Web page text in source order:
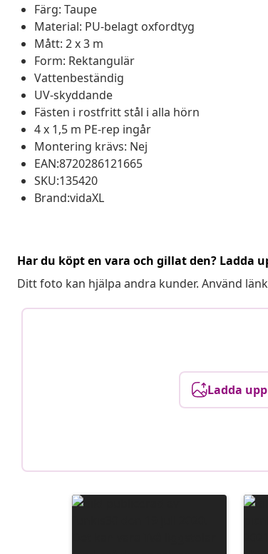
Färg: Taupe
Material: PU-belagt oxfordtyg
Mått: 2 x 3 m
Form: Rektangulär
Vattenbeständig
UV-skyddande
Fästen i rostfritt stål i alla hörn
4 x 1,5 m PE-rep ingår
Montering krävs: Nej
EAN:8720286121665
SKU:135420
Brand:vidaXL
Har du köpt en vara och gillat den? Ladda
Ditt foto kan hjälpa andra kunder. Använd
Ladda